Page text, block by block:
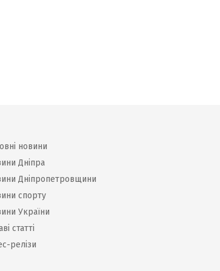
новини
Дніпра
Дніпропетровщини
спорту
України
статті
релізи